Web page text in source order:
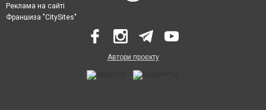
Реклама на сайті
Франшиза "CitySites"
Автори проєкту